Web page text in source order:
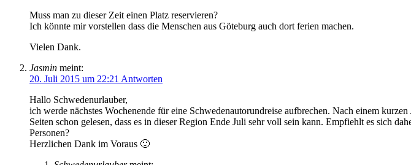
Muss man zu dieser Zeit einen Platz reservieren?
Ich könnte mir vorstellen dass die Menschen aus Göteburg auch dort ferien machen.
Vielen Dank.
Jasmin meint:
20. Juli 2015 um 22:21 Antworten
Hallo Schwedenurlauber,
ich werde nächstes Wochenende für eine Schwedenautorundreise aufbrechen. Nach einem
Seiten schon gelesen, dass es in dieser Region Ende Juli sehr voll sein kann. Empfiehlt es sich
Personen?
Herzlichen Dank im Voraus 🙂